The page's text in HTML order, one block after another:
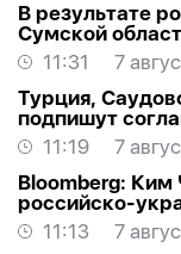
В результате
Сумской
11:31
7
Турция,
подпишут
11:19
7
Bloomberg: Ким
российско-
11:13
7